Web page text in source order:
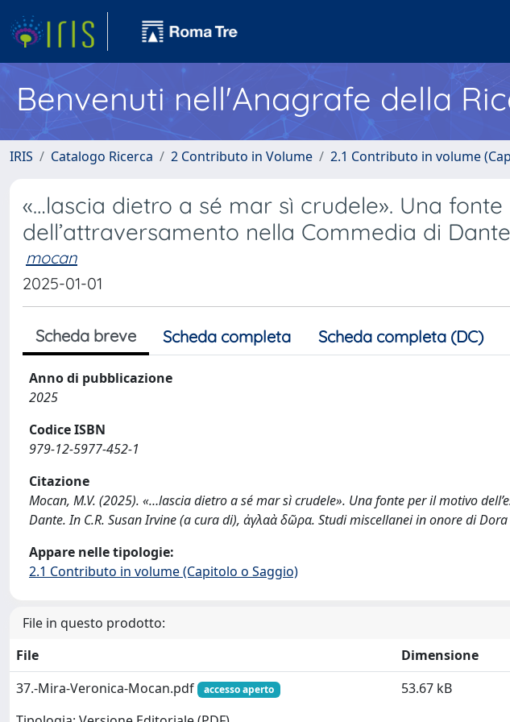
Benvenuti nell'Anagrafe della
IRIS Catalogo Ricerca 2 Contributo in Volume 2.1 Contributo in volume
«…lascia dietro a sé mar sì crudele». Una fonte
dell’attraversamento nella Commedia di Dante
mocan
2025-01-01
Scheda breve Scheda completa Scheda completa (DC)
Anno di pubblicazione
2025
Codice ISBN
979-12-5977-452-1
Citazione
Mocan, M.V. (2025). «…lascia dietro a sé mar sì crudele». Una fonte per il motivo
Dante. In C.R. Susan Irvine (a cura di), ἀγλαὰ δῶρα. Studi miscellanei in onore di
Appare nelle tipologie:
2.1 Contributo in volume (Capitolo o Saggio)
File in questo prodotto:
File
Dimensione
37.-Mira-Veronica-Mocan.pdf
accesso aperto 53.67 kB